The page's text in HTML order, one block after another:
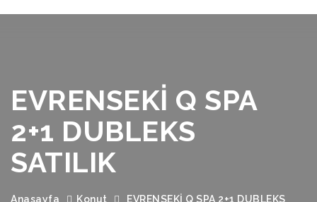
EVRENSEKİ Q SPA
2+1 DUBLEKS
SATILIK
Anasayfa Konut
EVRENSEKİ Q SPA 2+1 DUBLEKS